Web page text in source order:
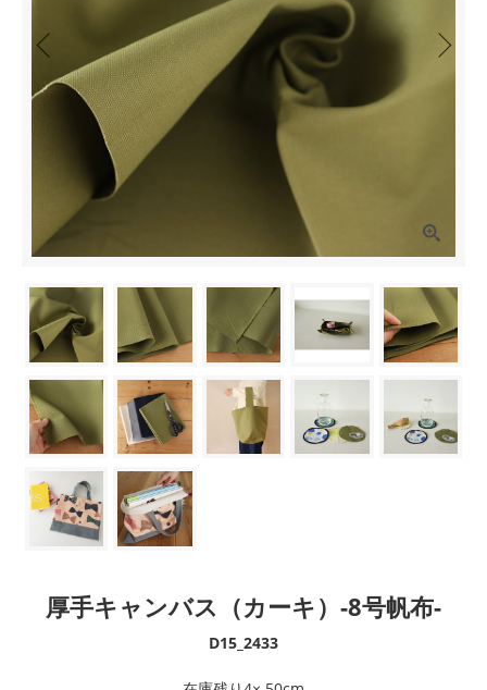
厚手キャンバス（カーキ）-8号帆布-
D15_2433